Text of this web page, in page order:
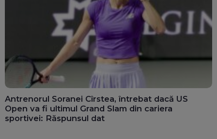
Antrenorul Soranei Cîrstea, întrebat dacă US
Open va fi ultimul Grand Slam din cariera
sportivei: Răspunsul dat